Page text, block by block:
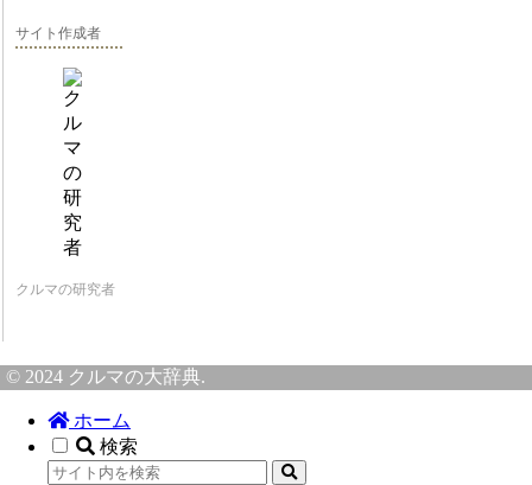
サイト作成者
クルマの研究者
© 2024 クルマの大辞典.
ホーム
検索